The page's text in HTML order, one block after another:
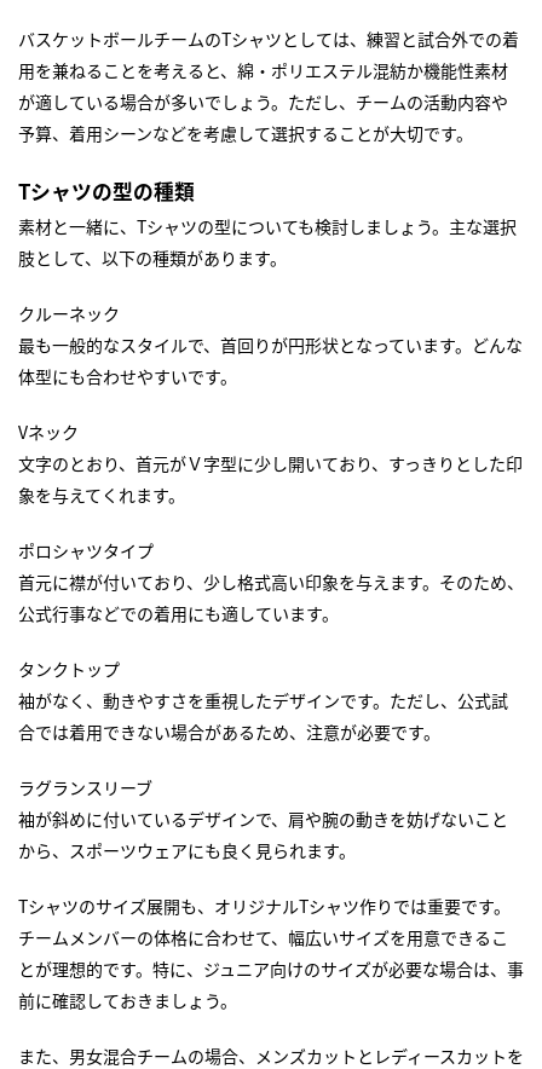
バスケットボールチームのTシャツとしては、練習と試合外での着
用を兼ねることを考えると、綿・ポリエステル混紡か機能性素材
が適している場合が多いでしょう。ただし、チームの活動内容や
予算、着用シーンなどを考慮して選択することが大切です。
Tシャツの型の種類
素材と一緒に、Tシャツの型についても検討しましょう。主な選択
肢として、以下の種類があります。
クルーネック
最も一般的なスタイルで、首回りが円形状となっています。どんな
体型にも合わせやすいです。
Vネック
文字のとおり、首元がＶ字型に少し開いており、すっきりとした印
象を与えてくれます。
ポロシャツタイプ
首元に襟が付いており、少し格式高い印象を与えます。そのため、
公式行事などでの着用にも適しています。
タンクトップ
袖がなく、動きやすさを重視したデザインです。ただし、公式試
合では着用できない場合があるため、注意が必要です。
ラグランスリーブ
袖が斜めに付いているデザインで、肩や腕の動きを妨げないこと
から、スポーツウェアにも良く見られます。
Tシャツのサイズ展開も、オリジナルTシャツ作りでは重要です。
チームメンバーの体格に合わせて、幅広いサイズを用意できるこ
とが理想的です。特に、ジュニア向けのサイズが必要な場合は、事
前に確認しておきましょう。
また、男女混合チームの場合、メンズカットとレディースカットを